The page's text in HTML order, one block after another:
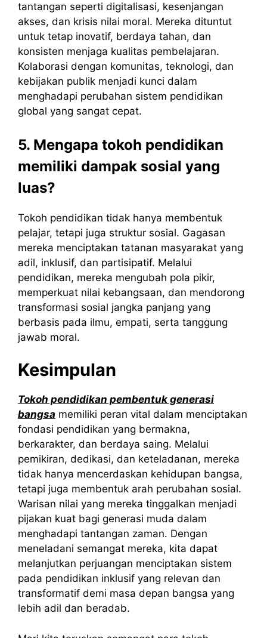
tantangan seperti digitalisasi, kesenjangan
akses, dan krisis nilai moral. Mereka dituntut
untuk tetap inovatif, berdaya tahan, dan
konsisten menjaga kualitas pembelajaran.
Kolaborasi dengan komunitas, teknologi, dan
kebijakan publik menjadi kunci dalam
menghadapi perubahan sistem pendidikan
global yang sangat cepat.
5. Mengapa tokoh pendidikan
memiliki dampak sosial yang
luas?
Tokoh pendidikan tidak hanya membentuk
pelajar, tetapi juga struktur sosial. Gagasan
mereka menciptakan tatanan masyarakat yang
adil, inklusif, dan partisipatif. Melalui
pendidikan, mereka mengubah pola pikir,
memperkuat nilai kebangsaan, dan mendorong
transformasi sosial jangka panjang yang
berbasis pada ilmu, empati, serta tanggung
jawab moral.
Kesimpulan
Tokoh pendidikan pembentuk generasi
bangsa memiliki peran vital dalam menciptakan
fondasi pendidikan yang bermakna,
berkarakter, dan berdaya saing. Melalui
pemikiran, dedikasi, dan keteladanan, mereka
tidak hanya mencerdaskan kehidupan bangsa,
tetapi juga membentuk arah perubahan sosial.
Warisan nilai yang mereka tinggalkan menjadi
pijakan kuat bagi generasi muda dalam
menghadapi tantangan zaman. Dengan
meneladani semangat mereka, kita dapat
melanjutkan perjuangan menciptakan sistem
pada pendidikan inklusif yang relevan dan
transformatif demi masa depan bangsa yang
lebih adil dan beradab.